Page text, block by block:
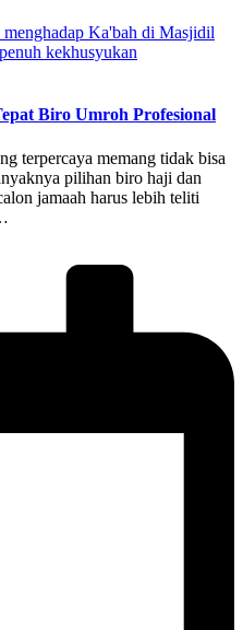
Biro Umroh Profesional
terpercaya memang tidak bisa
pilihan biro haji dan
jamaah harus lebih teliti